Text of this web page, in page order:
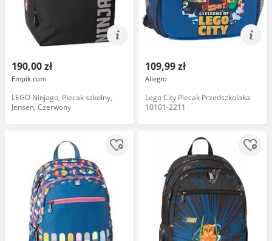
190,00 zł
Empik.com
LEGO Ninjago, Plecak szkolny,
Jensen, Czerwony
109,99 zł
Allegro
Lego City Plecak Przedszkolaka
10101-2211